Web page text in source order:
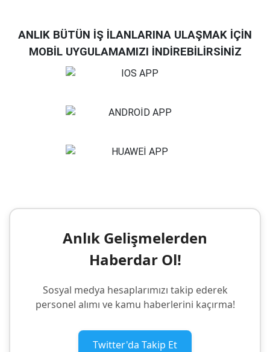
ANLIK BÜTÜN İŞ İLANLARINA ULAŞMAK İÇİN
MOBİL UYGULAMAMIZI İNDİREBİLİRSİNİZ
Anlık Gelişmelerden
Haberdar Ol!
Sosyal medya hesaplarımızı takip ederek
personel alımı ve kamu haberlerini kaçırma!
Twitter'da Takip Et